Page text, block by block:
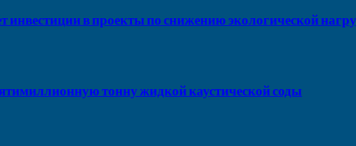
в проекты по снижению экологической
тонну жидкой каустической соды